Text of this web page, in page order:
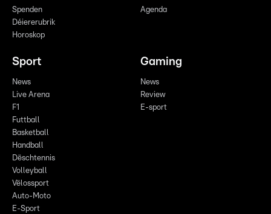
Spenden
Déiererubrik
Horoskop
Agenda
Sport
News
Live Arena
F1
Futtball
Basketball
Handball
Dëschtennis
Volleyball
Vëlossport
Auto-Moto
E-Sport
Gaming
News
Review
E-sport